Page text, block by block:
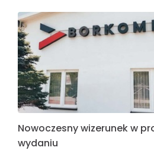
Nowoczesny wizerunek w
wydaniu